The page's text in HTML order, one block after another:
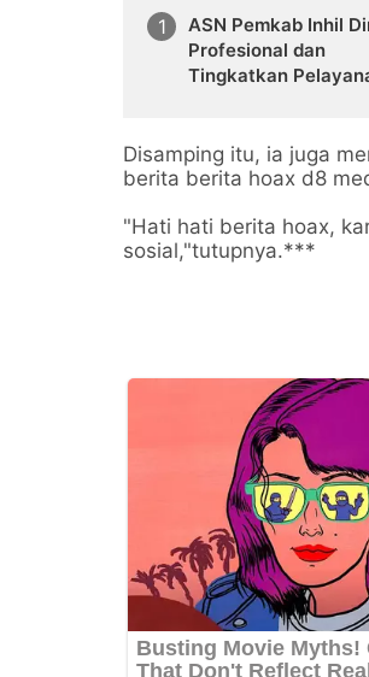
ASN Pemkab Inhil
Profesional dan
Tingkatkan
Disamping itu, ia juga
berita berita hoax d8
"Hati hati berita hoax,
sosial,"tutupnya.***